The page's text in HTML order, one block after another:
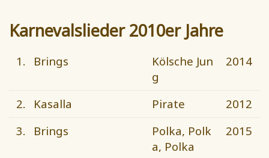
Karnevalslieder 2010er Jahre
1. Brings
Kölsche Jun
g
2014
2. Kasalla Pirate
2012
3.
Brings
Polka, Polk
a, Polka
2015